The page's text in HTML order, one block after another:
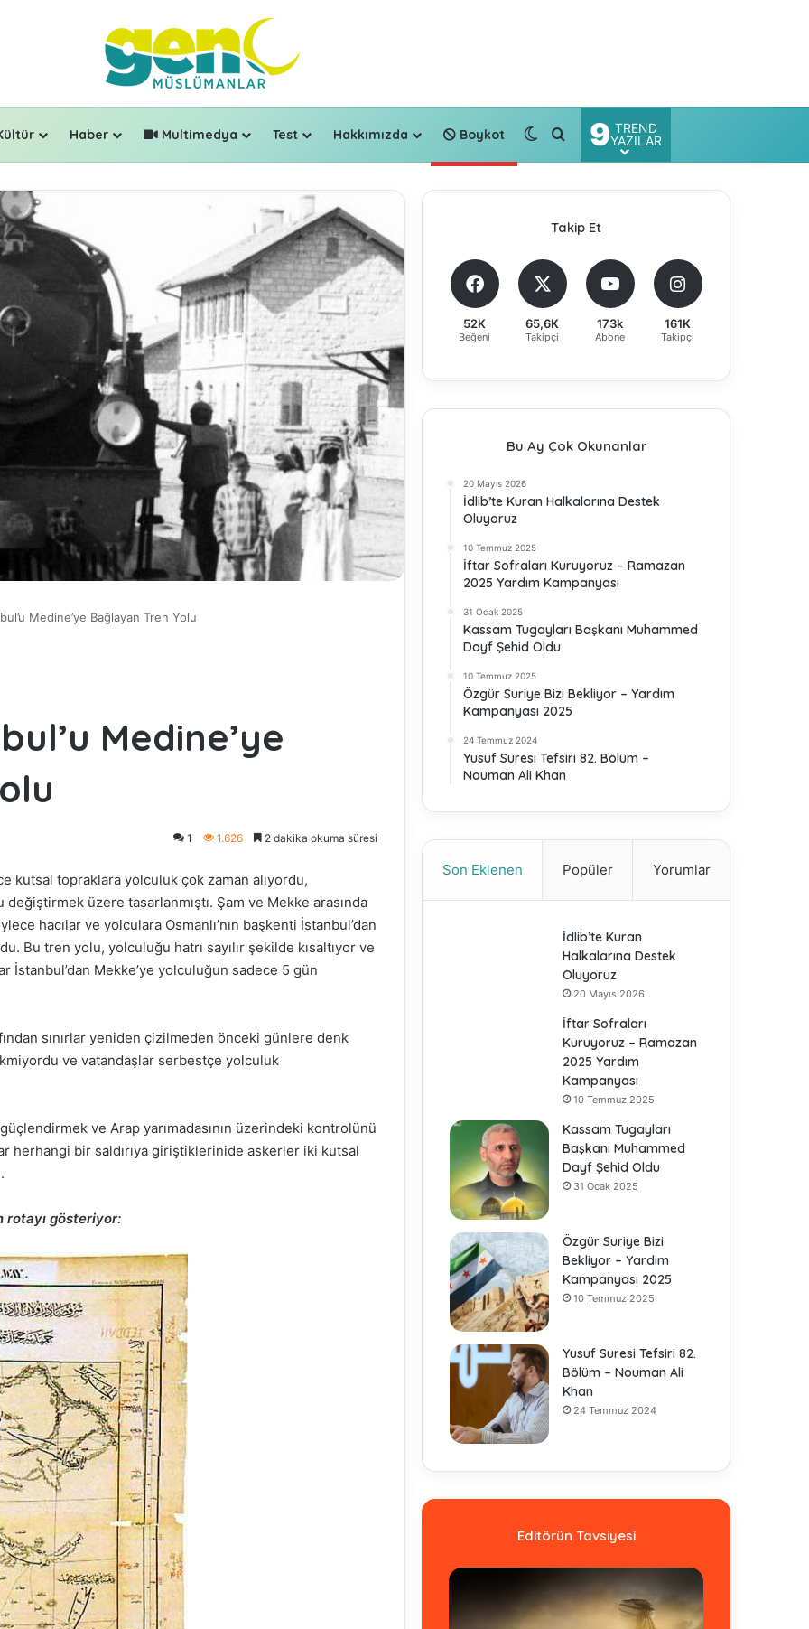
Haber Multimedya Test Hakkımızda Boykot Dış görünümü değiştir
Arama yap ...
9 TREND
YAZILAR
Medine’ye Bağlayan Tren Yolu
Medine’ye
1 1.626 2 dakika okuma süresi
kutsal topraklara yolculuk çok zaman alıyordu,
üzere tasarlanmıştı. Şam ve Mekke arasında
hacılar ve yolculara Osmanlı’nın başkenti İstanbul’dan
Bu tren yolu, yolculuğu hatrı sayılır şekilde kısaltıyor ve
İstanbul’dan Mekke’ye yolculuğun sadece 5 gün
sınırlar yeniden çizilmeden önceki günlere denk
ve vatandaşlar serbestçe yolculuk
ve Arap yarımadasının üzerindeki kontrolünü
herhangi bir saldırıya giriştiklerinide askerler iki kutsal
rotayı gösteriyor:
Takip Et
52K
Beğeni
65,6K
Takipçi
173k
Abone
161K
Takipçi
Bu Ay Çok Okunanlar
20 Mayıs 2026
İdlib’te Kuran Halkalarına Destek
Oluyoruz
10 Temmuz 2025
İftar Sofraları Kuruyoruz – Ramazan
2025 Yardım Kampanyası
31 Ocak 2025
Kassam Tugayları Başkanı Muhammed
Dayf Şehid Oldu
10 Temmuz 2025
Özgür Suriye Bizi Bekliyor – Yardım
Kampanyası 2025
24 Temmuz 2024
Yusuf Suresi Tefsiri 82. Bölüm –
Nouman Ali Khan
Son Eklenen Popüler Yorumlar
İdlib’te Kuran
Halkalarına Destek
Oluyoruz
20 Mayıs 2026
İftar Sofraları
Kuruyoruz – Ramazan
2025 Yardım
Kampanyası
10 Temmuz 2025
Kassam Tugayları
Başkanı Muhammed
Dayf Şehid Oldu
31 Ocak 2025
Özgür Suriye Bizi
Bekliyor – Yardım
Kampanyası 2025
10 Temmuz 2025
Yusuf Suresi Tefsiri 82.
Bölüm – Nouman Ali
Khan
24 Temmuz 2024
Editörün Tavsiyesi